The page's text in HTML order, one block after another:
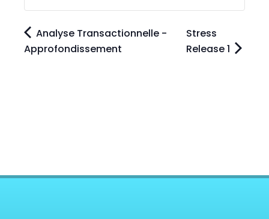
Analyse Transactionnelle -
Approfondissement
Stress
Release 1